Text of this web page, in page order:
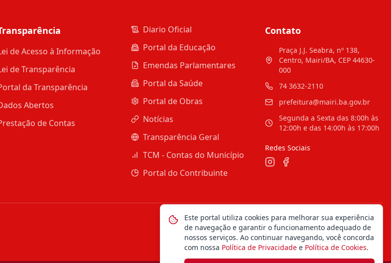
de Acesso à Informação
de Transparência
da Transparência
Abertos
de Contas
Diario Oficial
Portal da Educação
Emendas Parlamentares
Portal da Saúde
Portal de Obras
Notícias
Transparência Geral
TCM - Contas do Município
Portal do Contribuinte
Contato
Praça J.J. Seabra, nº 138,
Centro, Mairi/BA, CEP 44630-
000
74 3632-2110
prefeitura@mairi.ba.gov.br
Segunda a Sexta das 8:00h às
12:00h e das 14:00h às 17:00h
Redes Sociais
Mapa do Site Notícias Transparência
Este portal utiliza cookies para melhorar sua experiência
de navegação e garantir o funcionamento adequado de
nossos serviços. Ao continuar navegando, você concorda
com nossa Política de Privacidade e Política de Cookies.